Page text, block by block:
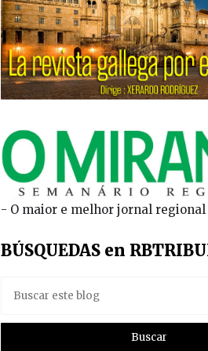
- O maior e melhor jornal
BÚSQUEDAS en